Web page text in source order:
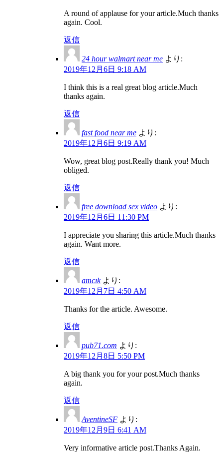
A round of applause for your article.Much thanks
again. Cool.
返信
24 hour walmart near me より:
2019年12月6日 9:18 AM
I think this is a real great blog article.Much
thanks again.
返信
fast food near me より:
2019年12月6日 9:19 AM
Wow, great blog post.Really thank you! Much
obliged.
返信
free download sex video より:
2019年12月6日 11:30 PM
I appreciate you sharing this article.Much thanks
again. Want more.
返信
amcık より:
2019年12月7日 4:50 AM
Thanks for the article. Awesome.
返信
pub71.com より:
2019年12月8日 5:50 PM
A big thank you for your post.Much thanks
again.
返信
AventineSF より:
2019年12月9日 6:41 AM
Very informative article post.Thanks Again.